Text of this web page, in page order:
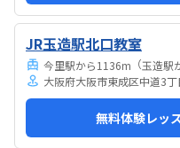
JR玉造駅北口教室
今里駅から1136m （玉造駅
大阪府大阪市東成区中道3
無料体験レッ